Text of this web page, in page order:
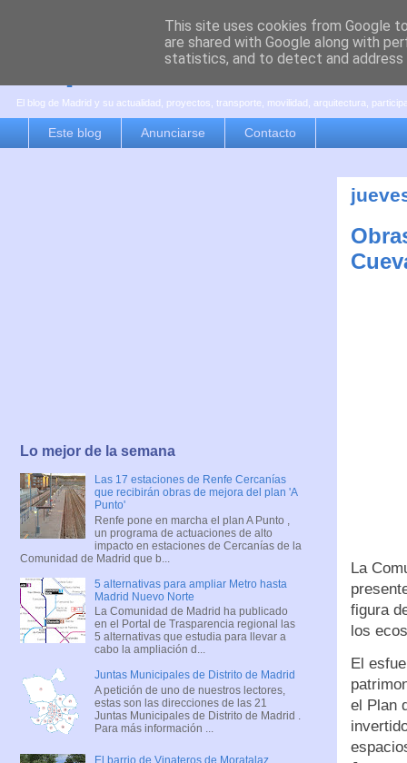
es por madrid
El blog de Madrid y su actualidad, proyectos, transporte, movilidad, arquitectura,
Este blog Anunciarse Contacto
La
figura
los
El
el Plan
Lo mejor de la semana
Las 17 estaciones de Renfe Cercanías
que recibirán obras de mejora del plan 'A
Punto'
Renfe pone en marcha el plan A Punto ,
un programa de actuaciones de alto
impacto en estaciones de Cercanías de la
Comunidad de Madrid que b...
5 alternativas para ampliar Metro hasta
Madrid Nuevo Norte
La Comunidad de Madrid ha publicado
en el Portal de Trasparencia regional las
5 alternativas que estudia para llevar a
cabo la ampliación d...
Juntas Municipales de Distrito de Madrid
A petición de uno de nuestros lectores,
estas son las direcciones de las 21
Juntas Municipales de Distrito de Madrid .
Para más información ...
El barrio de Vinateros de Moratalaz
This site uses cookies from Google
are shared with Google along with
statistics, and to detect and address